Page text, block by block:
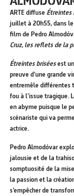
ARTE diffuse Étreintes
juillet à 20h55, dans le
film de Pedro
Cruz, les reflets de la
Étreintes briséesest
preuve d’une grande
entremêle différentes
fou à l’issue tragique.
en abyme puisque le
scénariste qui va
actrice.
Pedro Almodóvar
jalousie et de la
somptuosité de la
la passion et la
s’empêcher de